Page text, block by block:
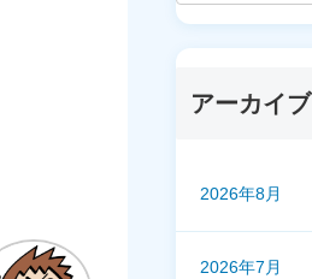
アーカイブ
2026年8月
2026年7月